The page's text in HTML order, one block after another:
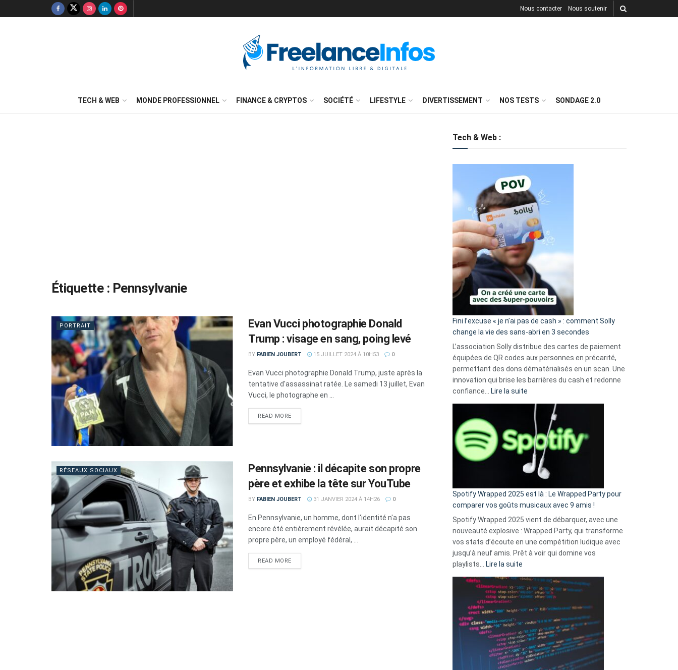
Nous contacter Nous soutenir
TECH & WEB MONDE PROFESSIONNEL FINANCE & CRYPTOS SOCIÉTÉ LIFESTYLE DIVERTISSEMENT NOS TESTS SONDAGE 2.0
Étiquette : Pennsylvanie
PORTRAIT
Evan Vucci photographie Donald
Trump : visage en sang, poing levé
BY FABIEN JOUBERT 15 JUILLET 2024 À 10H53 0
Evan Vucci photographie Donald Trump, juste après la
tentative d'assassinat ratée. Le samedi 13 juillet, Evan
Vucci, le photographe en ...
READ MOREDETAILS
RÉSEAUX SOCIAUX
Pennsylvanie : il décapite son propre
père et exhibe la tête sur YouTube
BY FABIEN JOUBERT 31 JANVIER 2024 À 14H26 0
En Pennsylvanie, un homme, dont l'identité n'a pas
encore été entièrement révélée, aurait décapité son
propre père, un employé fédéral, ...
READ MOREDETAILS
Tech & Web :
Fini l’excuse « je n’ai pas de cash » : comment Solly
change la vie des sans-abri en 3 secondes
L’association Solly distribue des cartes de paiement
équipées de QR codes aux personnes en précarité,
permettant des dons dématérialisés en un scan. Une
innovation qui brise les barrières du cash et redonne
confiance…
Lire la suite
l’excuse
je
n’ai
pas
de
cash
»
Solly
change
la
vie
sans-
abri
en
3
secondes
Spotify Wrapped 2025 est là : Le Wrapped Party pour
comparer vos goûts musicaux avec 9 amis !
Spotify Wrapped 2025 vient de débarquer, avec une
nouveauté explosive : Wrapped Party, qui transforme
vos stats d’écoute en une compétition ludique avec
jusqu’à neuf amis. Prêt à voir qui domine vos
playlists…
Lire la suite
Wrapped
2025
est
:
Le
Wrapped
Party